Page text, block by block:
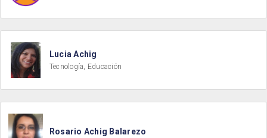
Lucia Achig
Tecnología, Educación
Rosario Achig Balarezo